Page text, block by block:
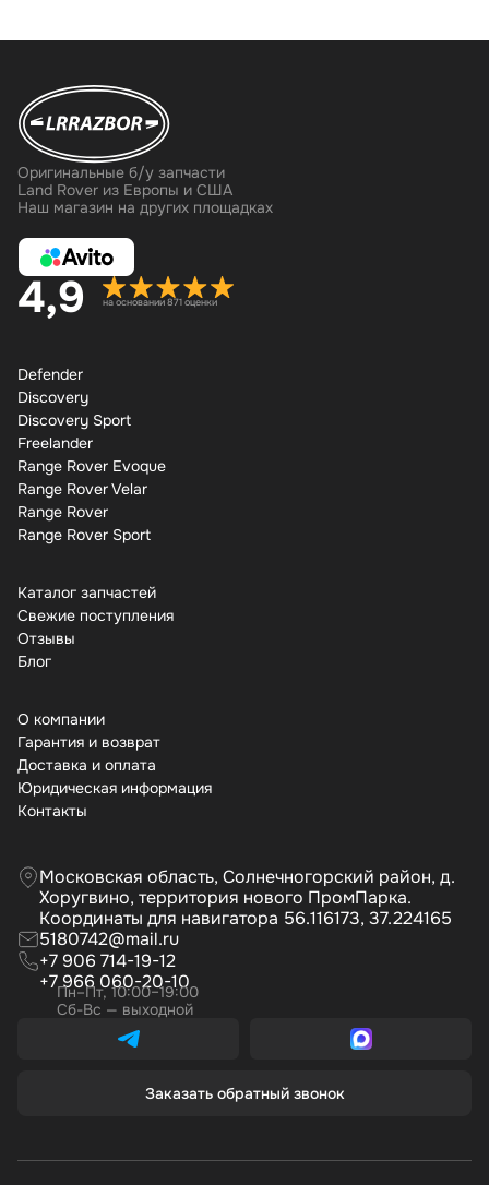
Оригинальные б/у запчасти
Land Rover из Европы и США
Наш магазин на других площадках
4,9 на основании 871 оценки
Defender
Discovery
Discovery Sport
Freelander
Range Rover Evoque
Range Rover Velar
Range Rover
Range Rover Sport
Каталог запчастей
Свежие поступления
Отзывы
Бло
О компании
Гарантия и возврат
Доставка и оплата
Юридическая информация
Контакты
Московская область, Солнечногорский район, д.
Хоругвино, территория нового ПромПарка.
Координаты для навигатора 56.116173, 37.224165
5180742@mail.ru
+7 906 714-19-12
+7 966 060-20-10
Пн–Пт, 10:00–19:00
Сб-Вс — выходной
Заказать обратный звонок